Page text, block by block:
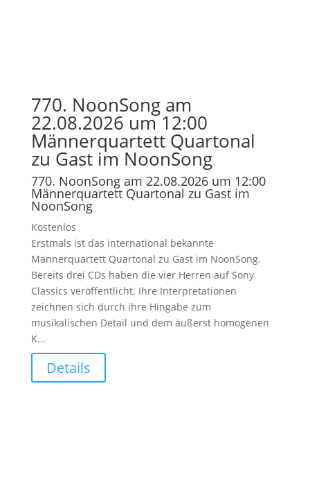
770. NoonSong am
22.08.2026 um 12:00
Männerquartett Quartonal
zu Gast im NoonSong
770. NoonSong am 22.08.2026 um 12:00
Männerquartett Quartonal zu Gast im
NoonSong
Kostenlos
Erstmals ist das international bekannte
Männerquartett Quartonal zu Gast im NoonSong.
Bereits drei CDs haben die vier Herren auf Sony
Classics veröffentlicht. Ihre Interpretationen
zeichnen sich durch ihre Hingabe zum
musikalischen Detail und dem äußerst homogenen
K...
Details